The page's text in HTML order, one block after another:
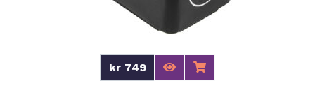
kr 749